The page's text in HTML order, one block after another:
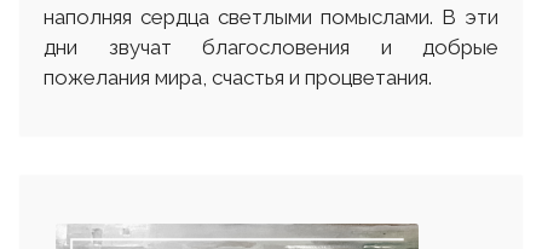
наполняя сердца светлыми помыслами. В эти
дни звучат благословения и добрые
пожелания мира, счастья и процветания.